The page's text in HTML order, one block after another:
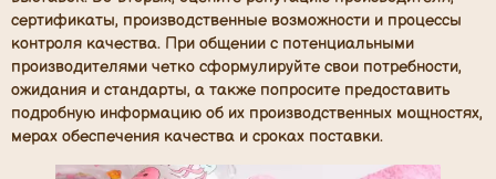
сертификаты, производственные возможности и процессы
контроля качества. При общении с потенциальными
производителями четко сформулируйте свои потребности,
ожидания и стандарты, а также попросите предоставить
подробную информацию об их производственных мощностях,
мерах обеспечения качества и сроках поставки.